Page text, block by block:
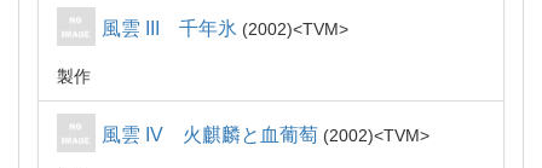
風雲 III 千年氷 2002 TVM
製作
風雲 IV 火麒麟と血葡萄 2002 TVM